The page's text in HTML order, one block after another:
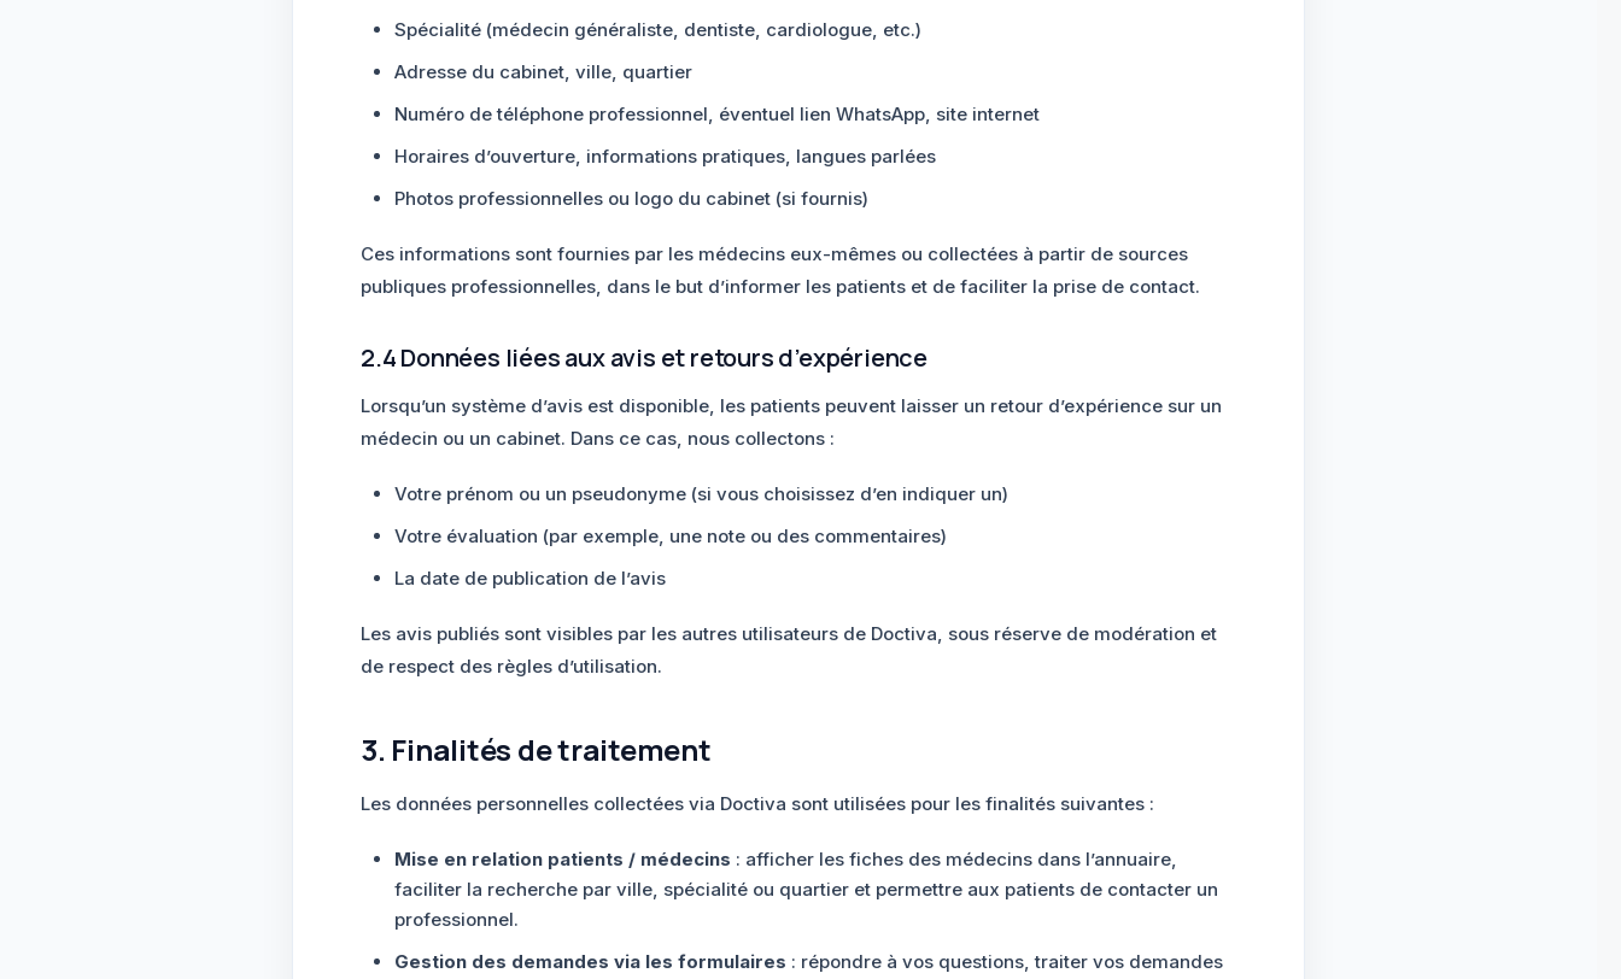
Spécialité (médecin généraliste, dentiste, cardiologue, etc.)
Adresse du cabinet, ville, quartier
Numéro de téléphone professionnel, éventuel lien WhatsApp, site internet
Horaires d’ouverture, informations pratiques, langues parlées
Photos professionnelles ou logo du cabinet (si fournis)
Ces informations sont fournies par les médecins eux-mêmes ou collectées à partir de sources
publiques professionnelles, dans le but d’informer les patients et de faciliter la prise de contact.
2.4 Données liées aux avis et retours d’expérience
Lorsqu’un système d’avis est disponible, les patients peuvent laisser un retour d’expérience sur un
médecin ou un cabinet. Dans ce cas, nous collectons :
Votre prénom ou un pseudonyme (si vous choisissez d’en indiquer un)
Votre évaluation (par exemple, une note ou des commentaires)
La date de publication de l’avis
Les avis publiés sont visibles par les autres utilisateurs de Doctiva, sous réserve de modération et
de respect des règles d’utilisation.
3. Finalités de traitement
Les données personnelles collectées via Doctiva sont utilisées pour les finalités suivantes :
Mise en relation patients / médecins : afficher les fiches des médecins dans l’annuaire,
faciliter la recherche par ville, spécialité ou quartier et permettre aux patients de contacter un
professionnel.
Gestion des demandes via les formulaires : répondre à vos questions, traiter vos demandes